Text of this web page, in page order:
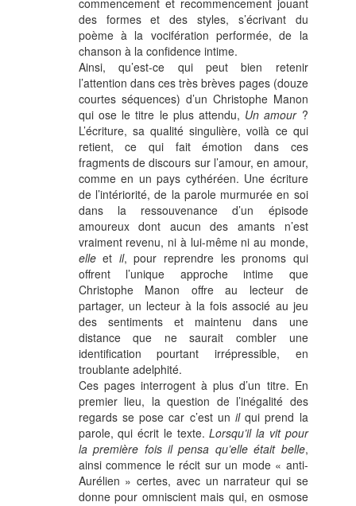
commencement et recommencement jouant
des formes et des styles, s’écrivant du
poème à la vocifération performée, de la
chanson à la confidence intime.
Ainsi, qu’est-ce qui peut bien retenir
l’attention dans ces très brèves pages (douze
courtes séquences) d’un Christophe Manon
qui ose le titre le plus attendu, Un amour ?
L’écriture, sa qualité singulière, voilà ce qui
retient, ce qui fait émotion dans ces
fragments de discours sur l’amour, en amour,
comme en un pays cythéréen. Une écriture
de l’intériorité, de la parole murmurée en soi
dans la ressouvenance d’un épisode
amoureux dont aucun des amants n’est
vraiment revenu, ni à lui-même ni au monde,
elleet il, pour reprendre les pronoms qui
offrent l’unique approche intime que
Christophe Manon offre au lecteur de
partager, un lecteur à la fois associé au jeu
des sentiments et maintenu dans une
distance que ne saurait combler une
identification pourtant irrépressible, en
troublante adelphité.
Ces pages interrogent à plus d’un titre. En
premier lieu, la question de l’inégalité des
regards se pose car c’est unilqui prend la
parole, qui écrit le texte.Lorsqu’il la vit pour
la première fois il pensa qu’elle était belle,
ainsi commence le récit sur un mode « anti-
Aurélien » certes, avec un narrateur qui se
donne pour omniscient mais qui, en osmose